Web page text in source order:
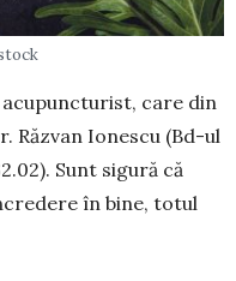
care din
Răzvan Ionescu (Bd-ul
Sunt sigură că
în bine, totul